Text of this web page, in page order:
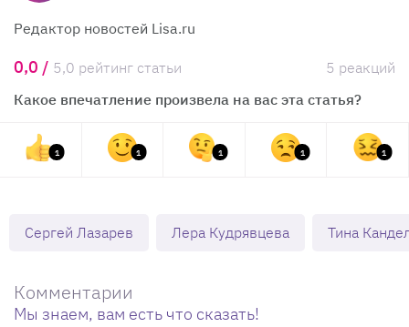
Редактор новостей Lisa.ru
0,0 / 5,0 рейтинг статьи
5 реакций
Какое впечатление произвела на вас эта статья?
1 1 1 1 1
Сергей Лазарев Лера Кудрявцева Тина
Комментарии
Мы знаем, вам есть что сказать!